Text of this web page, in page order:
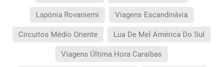
Lapónia Rovaniemi Viagens Escandinávia
Circuitos Médio Oriente Lua De Mel América Do Sul
Viagens Última Hora Caraíbas